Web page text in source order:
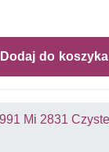
Dodaj do koszyka